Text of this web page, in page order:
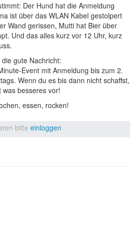
Der Hund hat die Anmeldung
ist über das WLAN Kabel gestolpert
Wand gerissen, Mutti hat Bier über
Und das alles kurz vor 12 Uhr, kurz
gute Nachricht:
Event mit Anmeldung bis zum 2.
Wenn du es bis dann nicht schaffst,
was besseres vor!
essen, rocken!
bitte einloggen